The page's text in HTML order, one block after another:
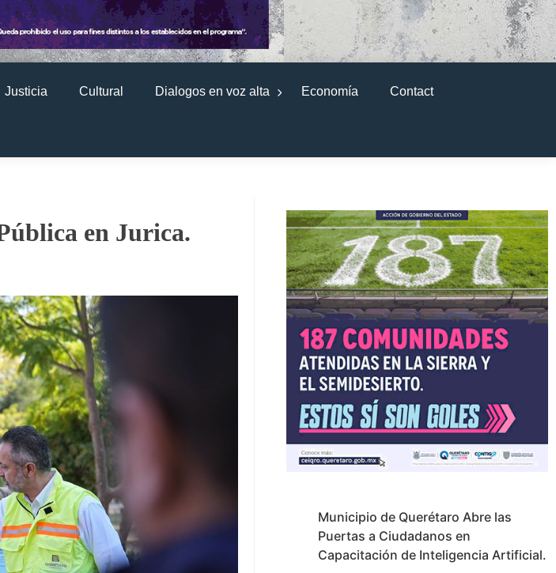
Justicia Cultural Dialogos en voz alta Economía Contact
en Jurica.
Municipio de Querétaro Abre las
Puertas a Ciudadanos en
Capacitación de Inteligencia Artificial.